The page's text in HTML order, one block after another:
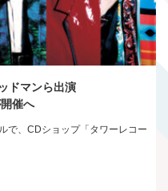
ドマンら出演
催へ
で、CDショップ「タワーレコー